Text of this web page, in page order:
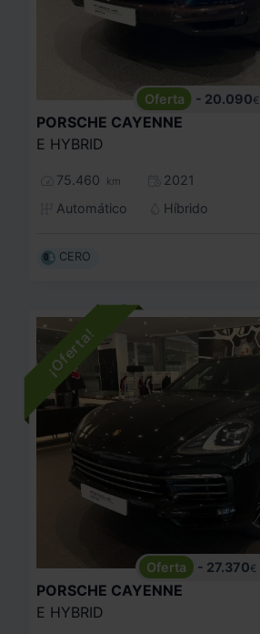
- 20.090€
PORSCHE CAYENNE
E HYBRID
75.460 km
2021
Automático
Híbrido
CERO
- 27.370€
PORSCHE CAYENNE
E HYBRID